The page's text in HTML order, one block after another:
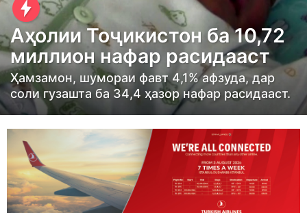
o
n
t
h
s
a
g
m
o
Аҳолии Тоҷикистон ба 10,72
миллион нафар расидааст
Ҳамзамон, шумораи фавт 4,1% афзуда, дар
соли гузашта ба 34,4 ҳазор нафар расидааст.